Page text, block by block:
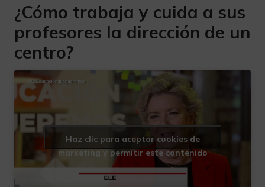
¿Cómo trabaja y cuida a sus
profesores la dirección de un
centro?
Haz clic para aceptar cookies de
marketing y permitir este contenido